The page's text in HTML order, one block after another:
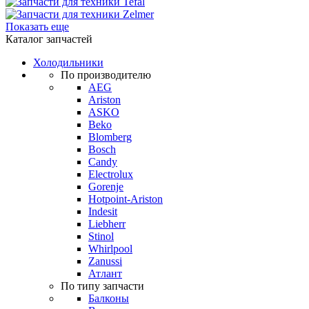
Показать еще
Каталог запчастей
Холодильники
По производителю
AEG
Ariston
ASKO
Beko
Blomberg
Bosch
Candy
Electrolux
Gorenje
Hotpoint-Ariston
Indesit
Liebherr
Stinol
Whirlpool
Zanussi
Атлант
По типу запчасти
Балконы